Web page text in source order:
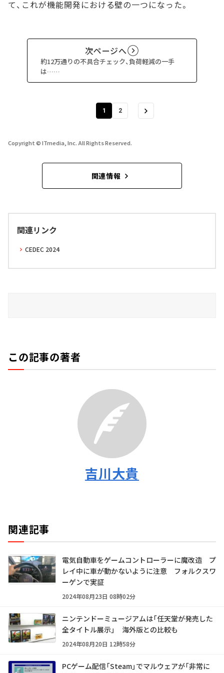
て、これが機能開発における壁の一つになった。
次ページへ
約12万通りの不具合チェック、負荷軽減の一手
は……
1 2
Copyright © ITmedia, Inc. All Rights Reserved.
関連情報
関連リンク
CEDEC 2024
この記事の著者
吉川大貴
関連記事
電気自動車をゲームコントローラーに魔改造 プ
レイ中に車が動かないように注意 フォルクスワ
ーゲンで実証
2024年08月23日 08時02分
ニンテンドーミュージアムは「任天堂が発売した
全タイトル展示」 海外版との比較も
2024年08月20日 12時58分
PCゲーム配信「Steam」でマルウェアが「非常に